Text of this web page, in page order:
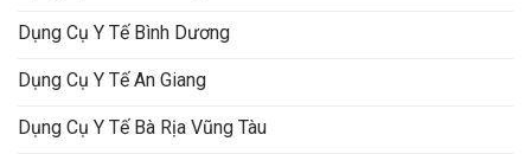
Dụng Cụ Y Tế Bình Dương
Dụng Cụ Y Tế An Giang
Dụng Cụ Y Tế Bà Rịa Vũng Tàu